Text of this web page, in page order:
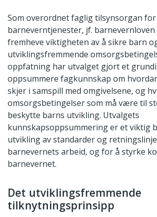
Som overordnet faglig tilsynsorgan for
barneverntjenester, jf. barnevernloven
fremheve viktigheten av å sikre barn
utviklingsfremmende
oppfatning har utvalget gjort et
oppsummere fagkunnskap om
skjer i samspill med omgivelsene, og
omsorgsbetingelser som må være til
beskytte barns utvikling. Utvalgets
kunnskapsoppsummering er et viktig
utvikling av standarder og
barnevernets arbeid, og for å styrke
barnevernet.
Det utviklingsfremmende
tilknytningsprinsipp